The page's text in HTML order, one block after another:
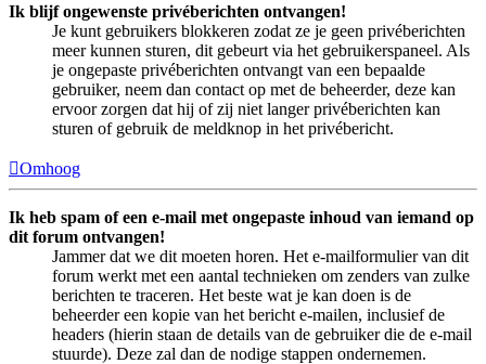
Ik blijf ongewenste privéberichten ontvangen!
Je kunt gebruikers blokkeren zodat ze je geen privéberichten
meer kunnen sturen, dit gebeurt via het gebruikerspaneel. Als
je ongepaste privéberichten ontvangt van een bepaalde
gebruiker, neem dan contact op met de beheerder, deze kan
ervoor zorgen dat hij of zij niet langer privéberichten kan
sturen of gebruik de meldknop in het privébericht.
Omhoog
Ik heb spam of een e-mail met ongepaste inhoud van iemand op
dit forum ontvangen!
Jammer dat we dit moeten horen. Het e-mailformulier van dit
forum werkt met een aantal technieken om zenders van zulke
berichten te traceren. Het beste wat je kan doen is de
beheerder een kopie van het bericht e-mailen, inclusief de
headers (hierin staan de details van de gebruiker die de e-mail
stuurde). Deze zal dan de nodige stappen ondernemen.